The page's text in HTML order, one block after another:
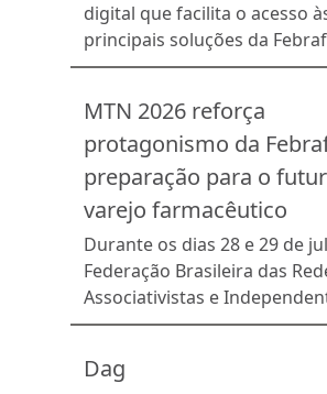
desenvolvimento profissional
colaboradores, elevar o
qualidade de seus produtos
associativismo busca o […]
digital que facilita o acesso
principais soluções da
possibilitando uma gestão
farmácias associadas. A
também disponibiliza
indústrias, notícias do
farmacêutico, um portal
sobre PBM e diversos cursos
capacitação que abordam
como: atenção […]
MTN 2026 reforça
protagonismo da
preparação para o
varejo farmacêutico
Durante os dias 28 e 29 de
Federação Brasileira das
Associativistas e
Farmácias (Febrafar)
Nacional (MTN 2026),
Dag